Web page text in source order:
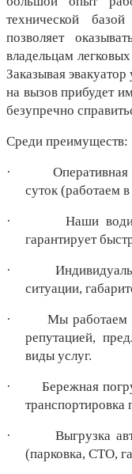
технической
позволяет
владельцам
Заказывая
на вызов прибудет
безупречно
Среди преимуществ:
·
суток (работаем
·
Наши
гарантирует
·
ситуации,
·
Мы работаем
репутацией,
виды услуг.
·
Бережная
транспортировка
·
Выгрузка
(парковка, СТО,